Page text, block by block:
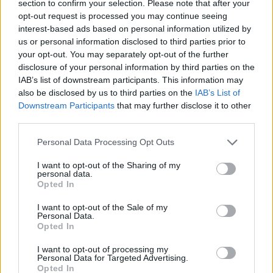
section to confirm your selection. Please note that after your
opt-out request is processed you may continue seeing
interest-based ads based on personal information utilized by
us or personal information disclosed to third parties prior to
your opt-out. You may separately opt-out of the further
disclosure of your personal information by third parties on the
IAB’s list of downstream participants. This information may
also be disclosed by us to third parties on the IAB’s List of
Downstream Participants that may further disclose it to other
Please note that this website/app uses one or more Google
not limited to your visit or usage behaviour. You may click to
grant or deny consent to Google and its third-party tags to
use your data for below specified purposes in below Google
consent section.
Personal Data Processing Opt Outs
I want to opt-out of the Sharing of my
personal data.
Opted In
I want to opt-out of the Sale of my
Personal Data.
Opted In
I want to opt-out of processing my
Personal Data for Targeted Advertising.
Opted In
1px; max-width:658px; padding:0; width:99.375%;
width:-webkit-calc(100% - 2px); width:calc(100% -
2px);">#128075;#127997;A S H L E Y G R A H A M
(@theashleygraham) által megosztott bejegyzés,
2017. Júl 26., 15:20 PDT
A lány ma már tudja, hogy az a személy, aki képes a
súlya miatt elhagyni, az nem érdemli meg, hogy
együtt legyenek. Ennek ellenére már akkor is úgy
érezte, hogy nem a test az, ami meghatározza, hogy
mennyire lehet szeretni egy embert! Nem a kilóg
definiálják a személyiséget, tulajdonságokat,
emberséget.
A plus size modell mamár boldogan mutatja meg a